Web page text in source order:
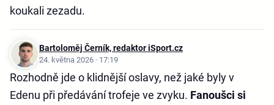
koukali zezadu.
Bartoloměj Černík, redaktor iSport.cz
24. května 2026 · 17:19
Rozhodně jde o klidnější oslavy, než jaké byly v
Edenu při předávání trofeje ve zvyku. Fanoušci si